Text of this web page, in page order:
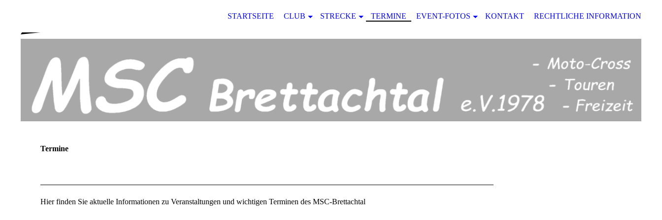
STARTSEITE CLUB STRECKE TERMINE EVENT-FOTOS KONTAKT RECHTLICHE INFORMATIONEN
Termine
Hier finden Sie aktuelle Informationen zu Veranstaltungen und wichtigen Terminen des MSC-Brettachtal